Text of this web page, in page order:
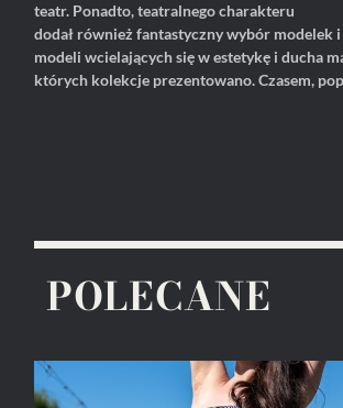
teatr. Ponadto, teatralnego charakteru
dodał również fantastyczny wybór modelek i
modeli wcielających się w estetykę i ducha
których kolekcje prezentowano. Czasem,
POLECANE